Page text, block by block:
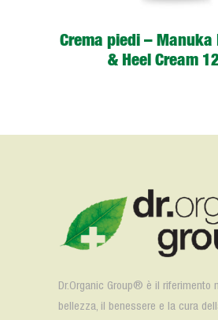
Crema piedi – Manuka
& Heel Cream
Dr.Organic Group®️ è il riferimento
bellezza, il benessere e la cura